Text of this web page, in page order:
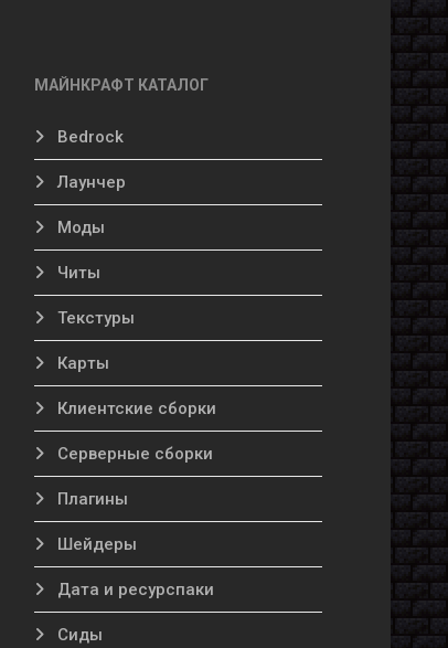
МАЙНКРАФТ КАТАЛОГ
Bedrock
Лаунчер
Моды
Читы
Текстуры
Карты
Клиентские сборки
Серверные сборки
Плагины
Шейдеры
Дата и ресурспаки
Сиды